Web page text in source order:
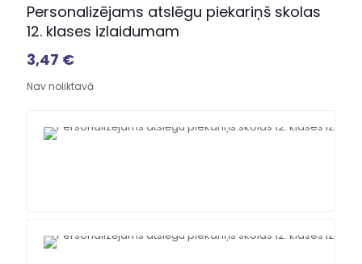
Personalizējams atslēgu piekariņš skolas
12. klases izlaidumam
3,47 €
Nav noliktavā